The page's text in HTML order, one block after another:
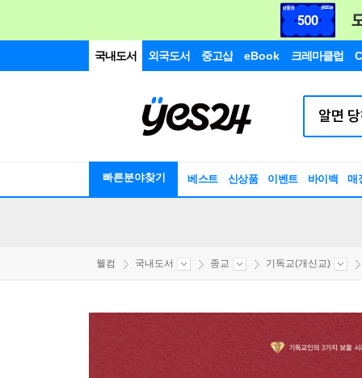
국내도서 외국도서 중고샵 eBook 크레마클럽
빠른분야찾기 베스트 신상품 이벤트 바이백 매
웰컴 국내도서 종교 기독교(개신교)